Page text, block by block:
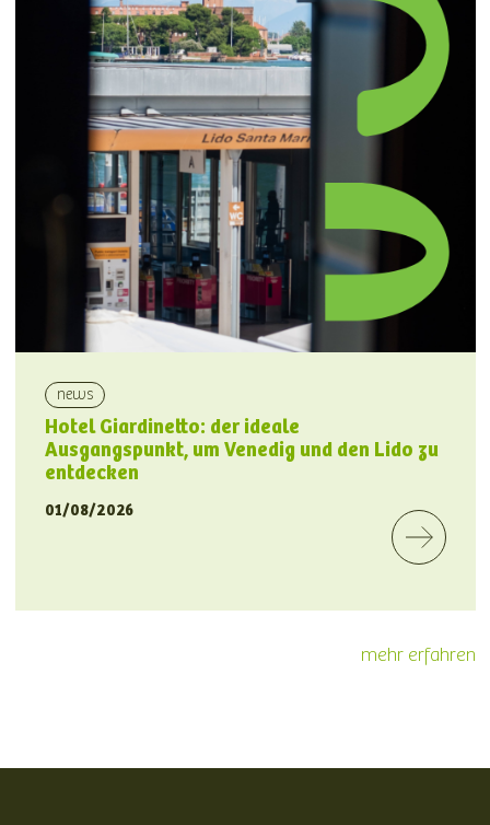
news
Hotel Giardinetto: der ideale
Ausgangspunkt, um Venedig und den Lido zu
entdecken
01/08/2026
mehr erfahren